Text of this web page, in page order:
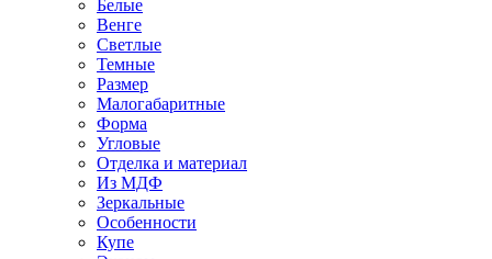
Белые
Венге
Светлые
Темные
Размер
Малогабаритные
Форма
Угловые
Отделка и материал
Из МДФ
Зеркальные
Особенности
Купе